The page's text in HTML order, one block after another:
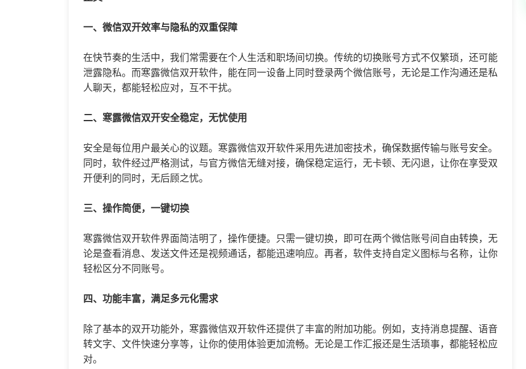
一、 微信双开效率与隐私的双重保障
在快节奏的生活中，我们常需要在个人生活和职场间切换。传统的切换账号方式不仅繁琐，还可能
泄露隐私。而寒露微信双开软件，能在同一设备上同时登录两个微信账号，无论是工作沟通还是私
人聊天，都能轻松应对，互不干扰。
二、寒露微信双开安全稳定，无忧使用
安全是每位用户最关心的议题。寒露微信双开软件采用先进加密技术，确保数据传输与账号安全。
同时，软件经过严格测试，与官方微信无缝对接，确保稳定运行，无卡顿、无闪退，让你在享受双
开便利的同时，无后顾之忧。
三、操作简便，一键切换
寒露微信双开软件界面简洁明了，操作便捷。只需一键切换，即可在两个微信账号间自由转换，无
论是查看消息、发送文件还是视频通话，都能迅速响应。再者，软件支持自定义图标与名称，让你
轻松区分不同账号。
四、功能丰富，满足多元化需求
除了基本的双开功能外，寒露微信双开软件还提供了丰富的附加功能。例如，支持消息提醒、语音
转文字、文件快速分享等，让你的使用体验更加流畅。无论是工作汇报还是生活琐事，都能轻松应
对。